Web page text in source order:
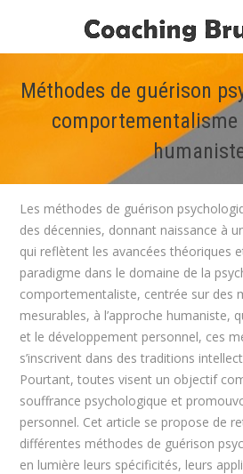
Méthodes de guérison
comportementalisme
Les méthodes de guérison
des décennies, donnant naissance à
qui reflètent les avancées théoriques
paradigme dans le domaine de la
comportementaliste, centrée sur des
mesurables, à l’approche humaniste,
et le développement personnel, ces
s’inscrivent dans des traditions
Pourtant, toutes visent un objectif
souffrance psychologique et
personnel. Cet article se propose de
différentes méthodes de guérison
en lumière leurs spécificités, leurs